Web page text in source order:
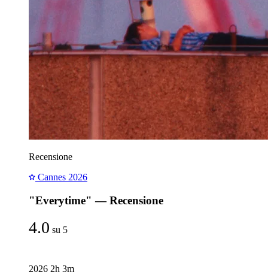
Recensione
Cannes 2026
"Everytime" — Recensione
4.0 su 5
2026 2h 3m